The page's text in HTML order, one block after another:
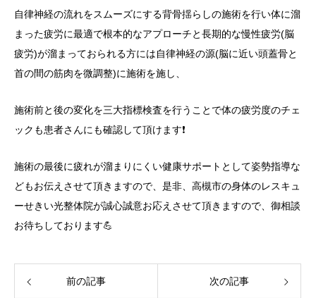
自律神経の流れをスムーズにする背骨揺らしの施術を行い体に溜
まった疲労に最適で根本的なアプローチと長期的な慢性疲労(脳
疲労)が溜まっておられる方には自律神経の源(脳に近い頭蓋骨と
首の間の筋肉を微調整)に施術を施し、
施術前と後の変化を三大指標検査を行うことで体の疲労度のチェ
ックも患者さんにも確認して頂けます❗
施術の最後に疲れが溜まりにくい健康サポートとして姿勢指導な
どもお伝えさせて頂きますので、是非、高槻市の身体のレスキュ
ーせきい光整体院が誠心誠意お応えさせて頂きますので、御相談
お待ちしております💪
前の記事 次の記事